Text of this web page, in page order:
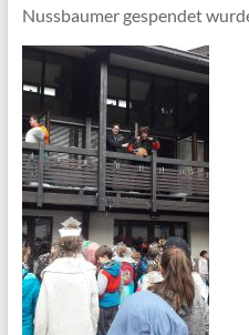
Nussbaumer gespendet